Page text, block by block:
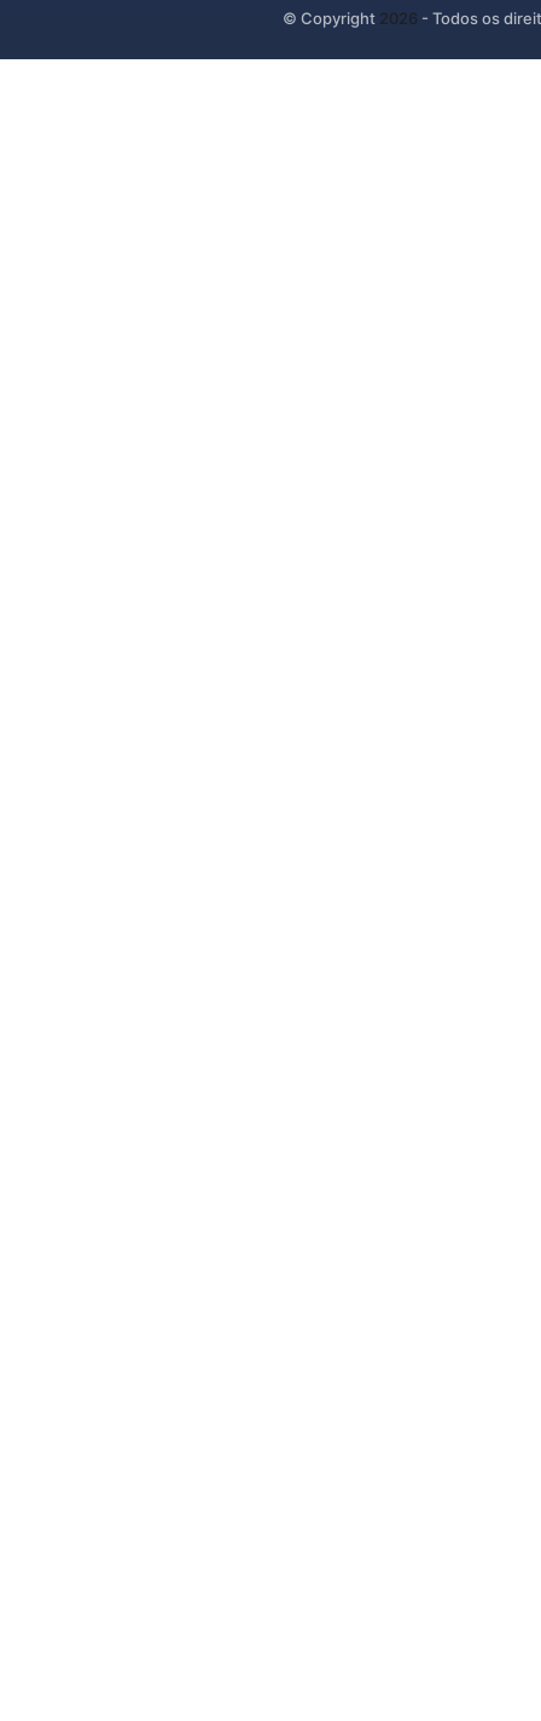
© Copyright 2026 - Todos os